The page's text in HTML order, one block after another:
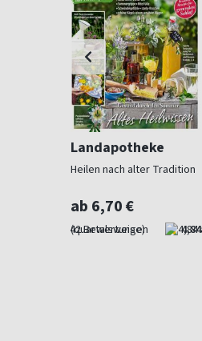
Landapotheke
Heilen nach alter Tradition
ab 6,70 €
(quartalsweise) 4,84